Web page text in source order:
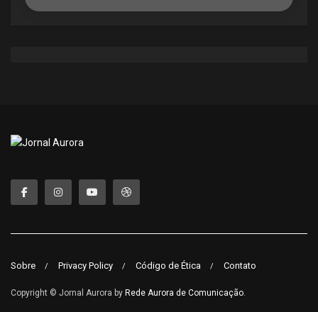
Sobre Privacy Policy Código de Ética Contato
Copyright © Jornal Aurora by Rede Aurora de Comunicação.